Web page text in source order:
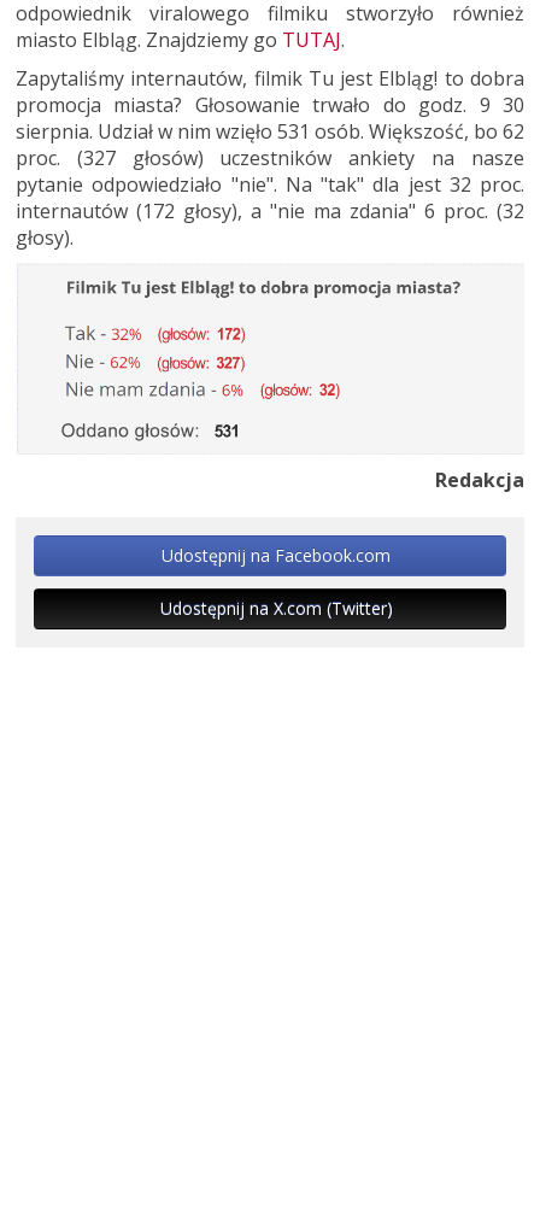
odpowiednik viralowego filmiku stworzyło również
miasto Elbląg. Znajdziemy go TUTAJ.
Zapytaliśmy internautów, filmik Tu jest Elbląg! to dobra
promocja miasta? Głosowanie trwało do godz. 9 30
sierpnia. Udział w nim wzięło 531 osób. Większość, bo 62
proc. (327 głosów) uczestników ankiety na nasze
pytanie odpowiedziało "nie". Na "tak" dla jest 32 proc.
internautów (172 głosy), a "nie ma zdania" 6 proc. (32
głosy).
Redakcja
Udostępnij na Facebook.com
Udostępnij na X.com (Twitter)